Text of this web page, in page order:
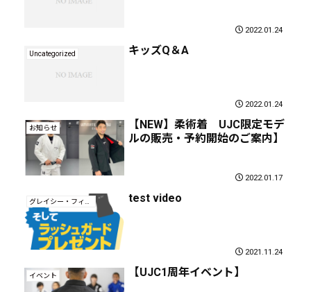
2022.01.24
Uncategorized キッズQ＆A
2022.01.24
お知らせ
【NEW】柔術着 UJC限定モデ
ルの販売・予約開始のご案内】
2022.01.17
test video
2021.11.24
イベント 【UJC1周年イベント】